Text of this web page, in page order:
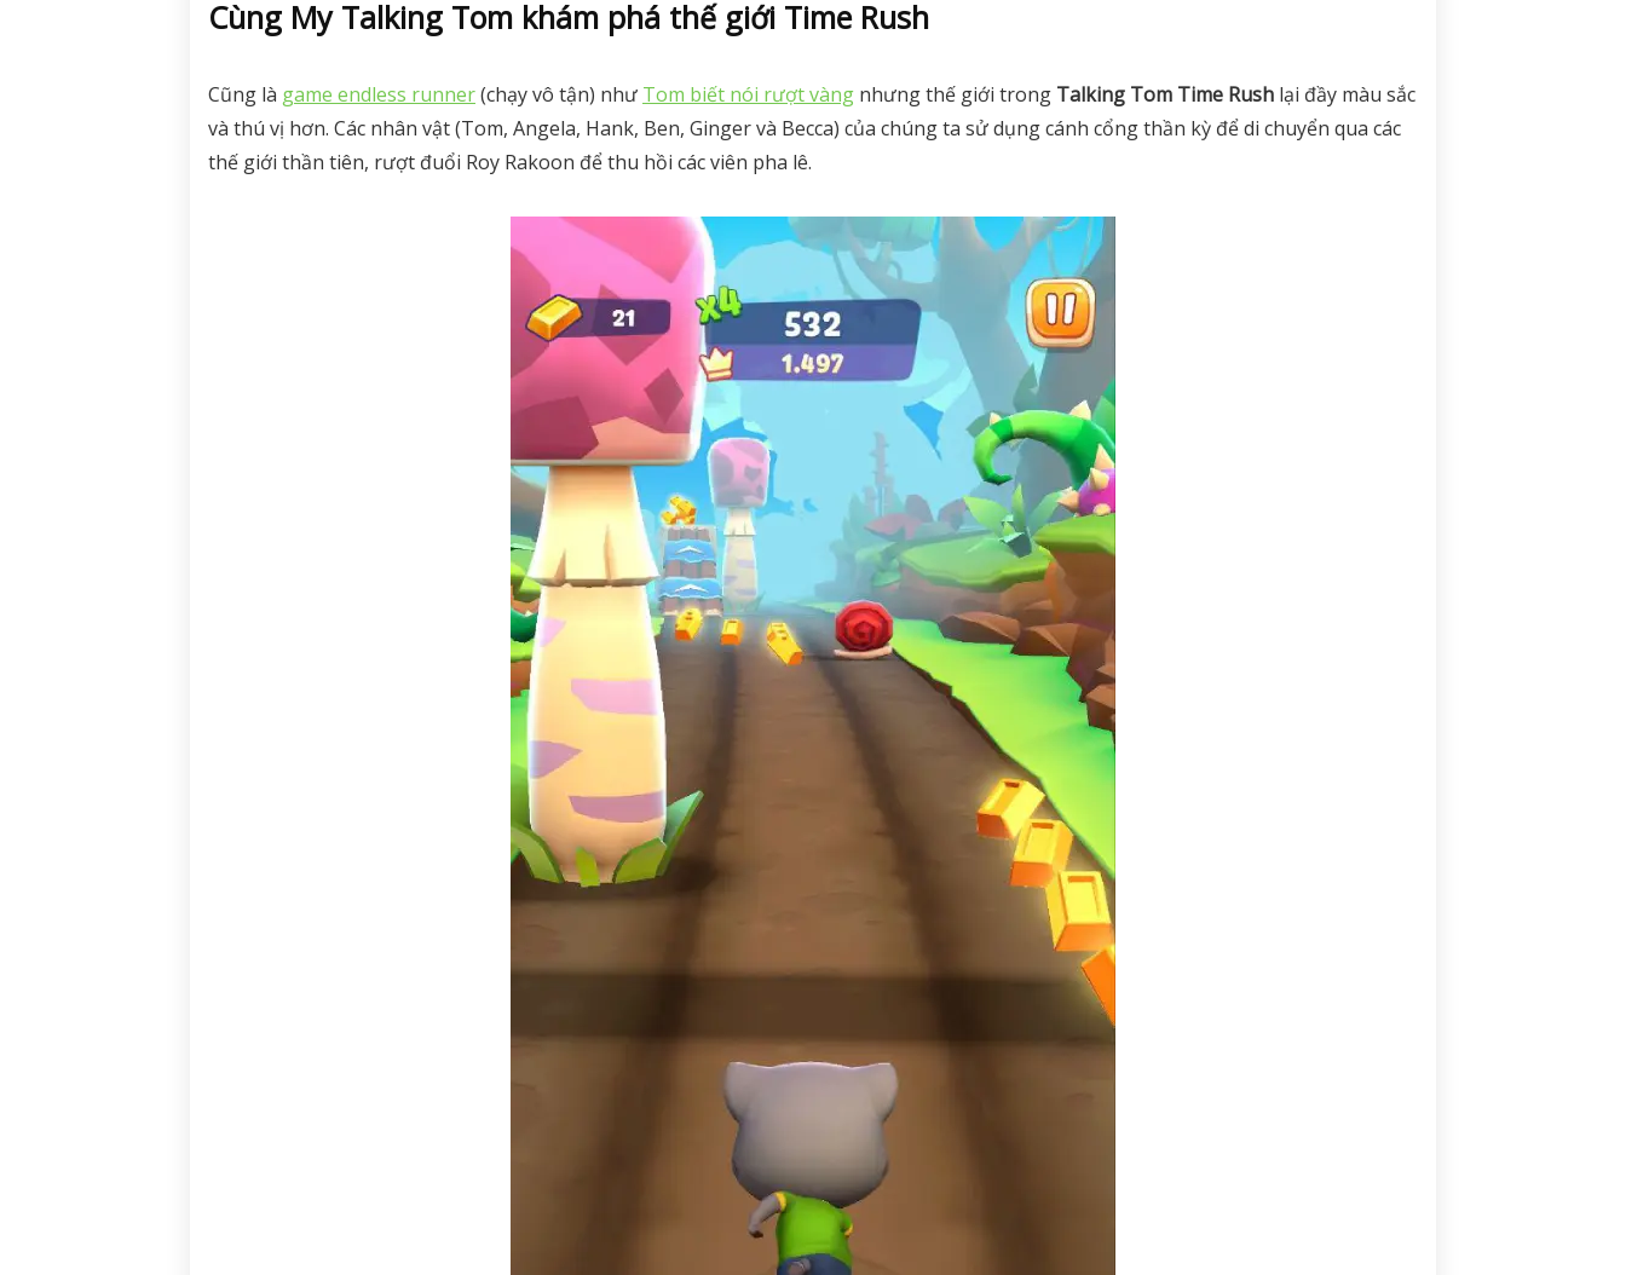
Cùng My Talking Tom khám phá thế giới Time Rush
Cũng là game endless runner(chạy vô tận) như Tom biết nói rượt vàng nhưng thế giới trong Talking Tom Time Rush lại đầy màu sắc
và thú vị hơn. Các nhân vật (Tom, Angela, Hank, Ben, Ginger và Becca) của chúng ta sử dụng cánh cổng thần kỳ để di chuyển qua các
thế giới thần tiên, rượt đuổi Roy Rakoon để thu hồi các viên pha lê.